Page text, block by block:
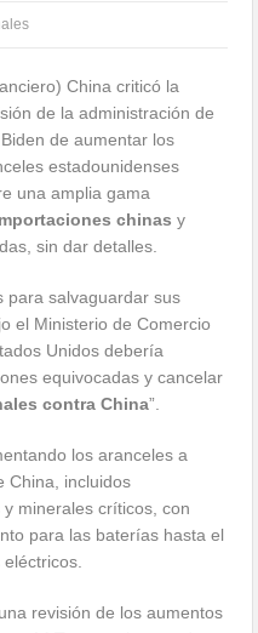
China criticó la
de la administración de
de aumentar los
estadounidenses
una amplia gama
chinasy
sin dar detalles.
para salvaguardar sus
el Ministerio de Comercio
Unidos debería
equivocadas y cancelar
contra China”.
los aranceles a
China, incluidos
minerales críticos, con
para las baterías hasta el
revisión de los aumentos